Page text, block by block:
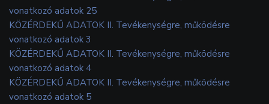
vonatkozó adatok 25
KÖZÉRDEKŰ ADATOK II. Tevékenységre, működésre
vonatkozó adatok 3
KÖZÉRDEKŰ ADATOK II. Tevékenységre, működésre
vonatkozó adatok 4
KÖZÉRDEKŰ ADATOK II. Tevékenységre, működésre
vonatkozó adatok 5